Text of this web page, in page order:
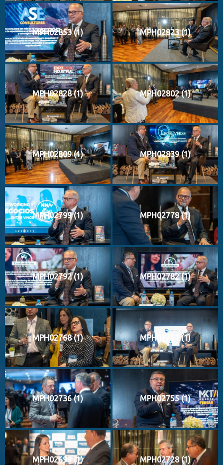
MPH02853 (1) MPH02823 (1)
MPH02828 (1) MPH02802 (1)
MPH02809 (1) MPH02839 (1)
MPH02799 (1) MPH02778 (1)
MPH02792 (1) MPH02782 (1)
MPH02768 (1) MPH02751 (1)
MPH02736 (1) MPH02755 (1)
MPH02699 (1) MPH02728 (1)